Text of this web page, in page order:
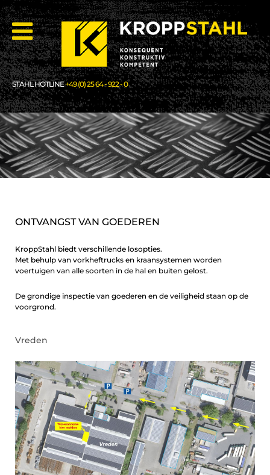
STAHL HOTLINE+49 (0) 25 64 - 922 - 0
ONTVANGST VAN GOEDEREN
KroppStahl biedt verschillende losopties.
Met behulp van vorkheftrucks en kraansystemen worden
voertuigen van alle soorten in de hal en buiten gelost.
De grondige inspectie van goederen en de veiligheid staan ​​op de
voorgrond.
Vreden